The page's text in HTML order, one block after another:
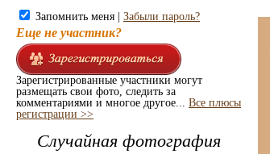
Запомнить меня | Забыли пароль?
Еще не участник?
Зарегистрированные участники могут
размещать свои фото, следить за
комментариями и многое другое... Все плюсы
регистрации >>
Случайная фотография